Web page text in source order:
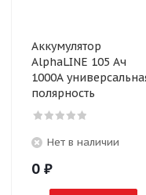
Аккумулятор
AlphaLINE 105 Ач
1000А
полярность
Нет в наличии
0 ₽